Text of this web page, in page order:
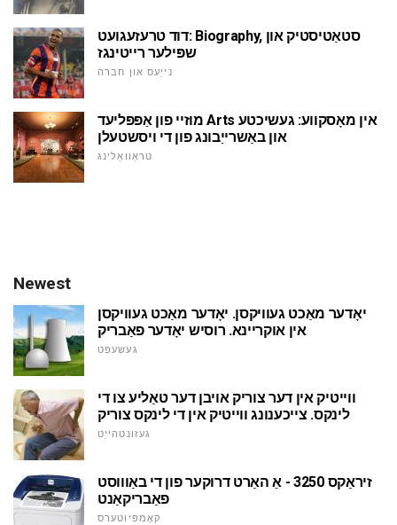
דוד טרעזעגועט: Biography, סטאַטיסטיק און
שפּילער רייטינגז
נייַעס און חברה
מוזיי פון אַפּפּליעד Arts אין מאָסקווע: געשיכטע
און באַשרייַבונג פון די ויסשטעלן
טראַוואַלינג
Newest
יאָדער מאַכט געוויקסן. יאָדער מאַכט געוויקסן
אין אוקריינא. רוסיש יאָדער פאַבריק
געשעפט
ווייטיק אין דער צוריק אויבן דער טאַליע צו די
לינקס. צייכענונג ווייטיק אין די לינקס צוריק
געזונטהייַט
זיראַקס 3250 - אַ האַרט דרוקער פון די באַוווסט
פאַבריקאַנט
קאָמפּיוטערס